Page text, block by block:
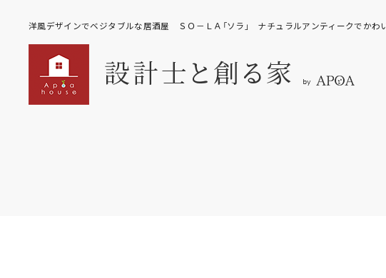
洋風デザインでベジタブルな居酒屋 ＳＯ－ＬＡ「ソラ」 ナチュラルアンティークで